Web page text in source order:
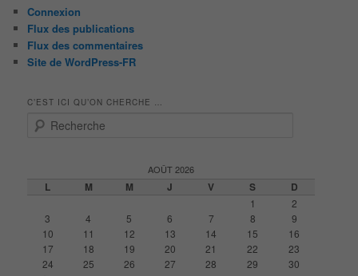
Connexion
Flux des publications
Flux des commentaires
Site de WordPress-FR
C’EST ICI QU’ON CHERCHE …
AOÛT 2026
L M M J V S D
1
2
3
4 5 6 7 8
9
10
11 12 13 14 15
16
17
18 19 20 21 22
23
24
25 26 27 28 29
30